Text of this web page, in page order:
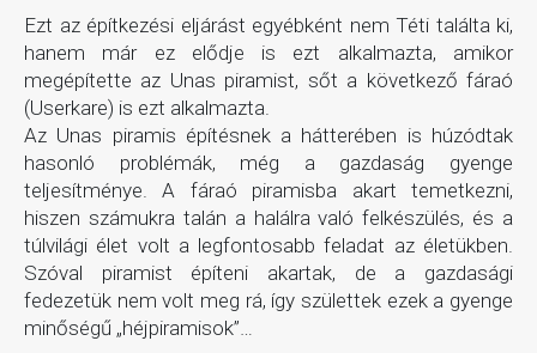
Ezt az építkezési eljárást egyébként nem Téti találta ki,
hanem már ez elődje is ezt alkalmazta, amikor
megépítette az Unas piramist, sőt a következő fáraó
(Userkare) is ezt alkalmazta.
Az Unas piramis építésnek a hátterében is húzódtak
hasonló problémák, még a gazdaság gyenge
teljesítménye. A fáraó piramisba akart temetkezni,
hiszen számukra talán a halálra való felkészülés, és a
túlvilági élet volt a legfontosabb feladat az életükben.
Szóval piramist építeni akartak, de a gazdasági
fedezetük nem volt meg rá, így születtek ezek a gyenge
minőségű „héjpiramisok”…